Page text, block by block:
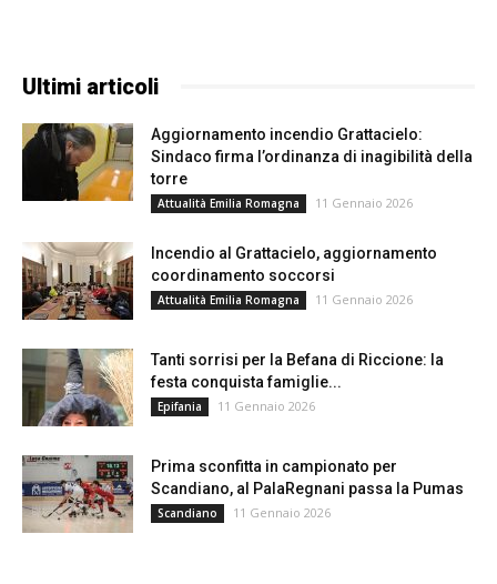
Ultimi articoli
Aggiornamento incendio Grattacielo:
Sindaco firma l’ordinanza di inagibilità della
torre
Attualità Emilia Romagna 11 Gennaio 2026
Incendio al Grattacielo, aggiornamento
coordinamento soccorsi
Attualità Emilia Romagna 11 Gennaio 2026
Tanti sorrisi per la Befana di Riccione: la
festa conquista famiglie...
Epifania 11 Gennaio 2026
Prima sconfitta in campionato per
Scandiano, al PalaRegnani passa la Pumas
Scandiano 11 Gennaio 2026